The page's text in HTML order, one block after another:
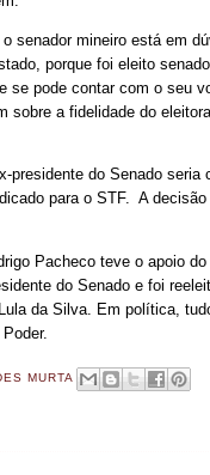
senador mineiro está em
porque foi eleito
se pode contar com o seu
sobre a fidelidade do
presidente do Senado seria
para o STF. A
Pacheco teve o apoio
do Senado e foi
da Silva. Em política,
MURTA